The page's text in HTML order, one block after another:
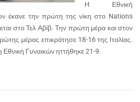
Η Εθνική
έκανε την πρώτη της νίκη στο Nations
στο Τελ Αβίβ. Την πρώτη μέρα και στον
μέρας επικράτησε 18-16 της Ιταλίας.
Εθνική Γυναικών ηττήθηκε 21-9.